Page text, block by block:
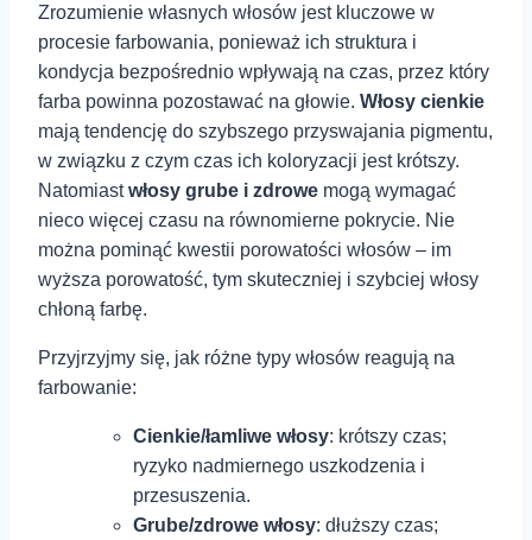
Zrozumienie ⁤własnych włosów jest kluczowe w
procesie farbowania, ponieważ ich struktura i
kondycja bezpośrednio wpływają ⁤na czas, przez ⁤który
farba powinna pozostawać na głowie. Włosy cienkie
mają tendencję do szybszego przyswajania pigmentu,
w związku z‍ czym czas ich koloryzacji jest krótszy.
Natomiastwłosy grube i zdrowe mogą wymagać
nieco więcej czasu na równomierne pokrycie. Nie
można pominąć kwestii porowatości włosów – im
wyższa porowatość, tym skuteczniej i szybciej włosy
chłoną farbę.
Przyjrzyjmy się, jak różne ⁤typy włosów reagują na
farbowanie:
Cienkie/łamliwe włosy: krótszy czas;
ryzyko nadmiernego uszkodzenia i
przesuszenia.
Grube/zdrowe włosy: dłuższy czas;